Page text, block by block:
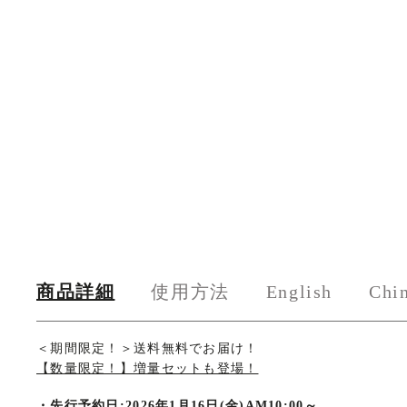
商品詳細 使用方法 English
商
＜期間限定！＞送料無料でお届け！
【数量限定！】増量セットも登場！